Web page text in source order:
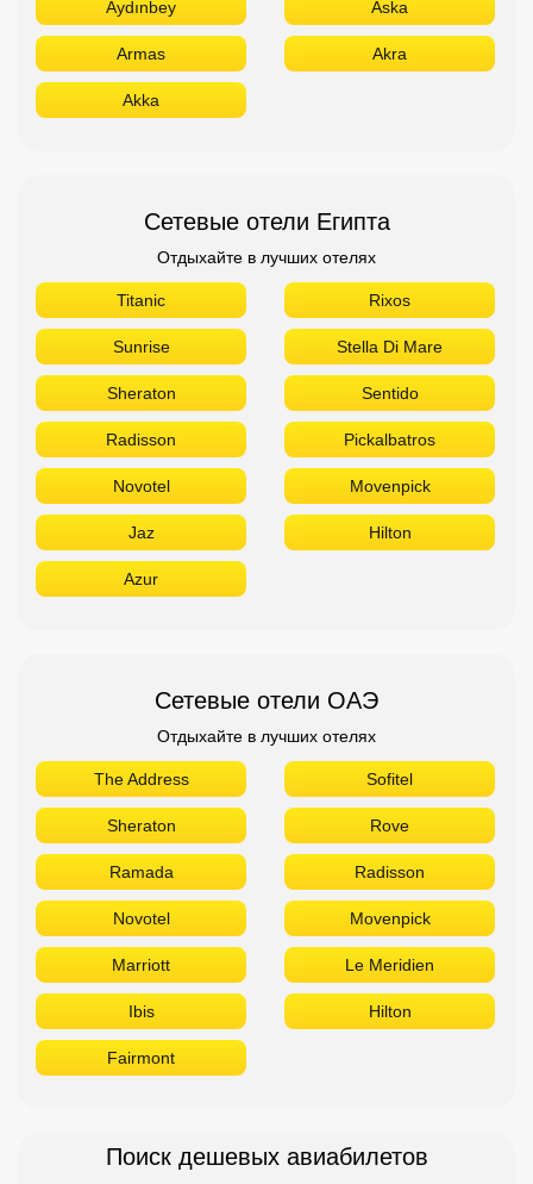
Aydınbey Aska
Armas Akra
Akka
Сетевые отели Египта
Отдыхайте в лучших отелях
Titanic Rixos
Sunrise Stella Di Mare
Sheraton Sentido
Radisson Pickalbatros
Novotel Movenpick
Jaz Hilton
Azur
Сетевые отели ОАЭ
Отдыхайте в лучших отелях
The Address Sofitel
Sheraton Rove
Ramada Radisson
Novotel Movenpick
Marriott Le Meridien
Ibis Hilton
Fairmont
Поиск дешевых авиабилетов